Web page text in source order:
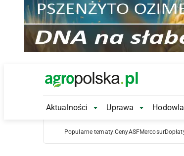
Main Logo
Aktualności Aktualności Submenu
Uprawa Uprawa
Hodowla
Popularne tematy:CenyASFMercosur